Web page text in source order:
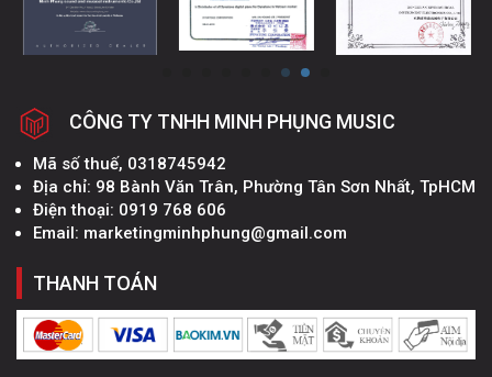
CÔNG TY TNHH MINH PHỤNG MUSIC
Mã số thuế, 0318745942
Địa chỉ: 98 Bành Văn Trân, Phường Tân Sơn Nhất, TpHCM
Điện thoại: 0919 768 606
Email: marketingminhphung@gmail.com
THANH TOÁN